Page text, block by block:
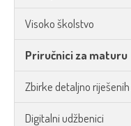
Visoko školstvo
Priručnici za maturu
Zbirke detaljno
Digitalni udžbenici